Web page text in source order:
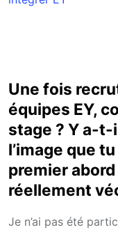
Une fois
équipes EY,
stage ? Y a-
l’image que
premier
réellement
Je n’ai pas été